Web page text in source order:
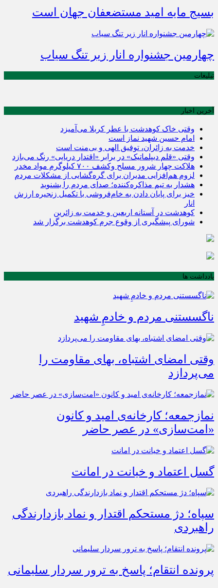
بسیج مایه امید مستضعفان جهان است
چهارمین جشنواره انار زیر تنگ سیاب
تبلیغات
آخرین اخبار
وقتی خاک کوهدشت با عطر کربلا می‌آمیزد
امام حسین شهید نماز است
خدمت به زائران، توفیق الهی و بی‌منت است
وقتی «قلم دیپلماتیک» در برابر «اقتدار دریایی» رنگ می‌بازد
هلاکت چهار شرور مسلح وکشف ۷۰۰ کیلوگرم مواد مخدر
لزوم هم‌افزایی مدیران برای گره‌گشایی از مشکلات مردم
هشدار به تیم مذاکره‌کننده؛ صدای مردم را بشنوید
خیز برای پایان دادن به خام‌فروشی با تکمیل زنجیره ارزش
انار
کوهدشت در آستانه اربعین و خدمت‌ به زائرین
شورای پیشگیری از وقوع جرم کوهدشت برگزار شد
یادداشت ها
ناگسستنی مردم و خادمِ شهید
وقتی امضای اشتباه، بهای مقاومت را
می‌پردازد
نمازجمعه؛ کارخانه‌ی امید و کانون
«امت‌سازی» در عصر حاضر
گسل اعتماد و خیانت در امانت
سپاه؛ دژ مستحکم اقتدار و نماد بازدارندگی
راهبردی
پرونده انتقام؛ پاسخ به ترور سردار سلیمانی